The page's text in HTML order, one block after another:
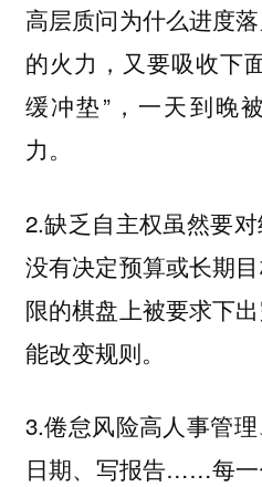
高层质问为什么进度
的火力，又要吸收下
缓冲垫”，一天到晚
力。
2.缺乏自主权虽然要
没有决定预算或长期
限的棋盘上被要求下
能改变规则。
3.倦怠风险高人事管
日期、写报告……每一